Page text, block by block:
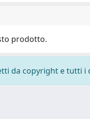
prodotto.
da copyright e tutti